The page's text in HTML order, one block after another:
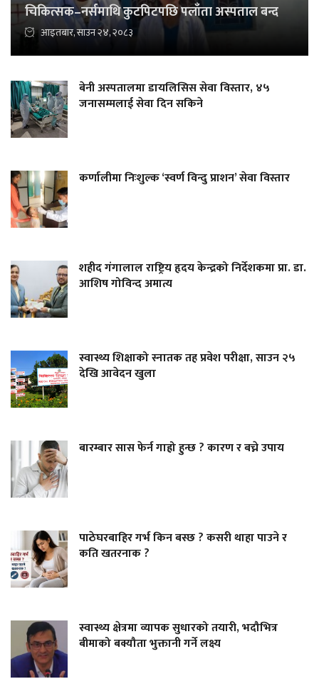
चिकित्सक–नर्समाथि कुटपिटपछि पलाँता अस्पताल बन्द
आइतबार, साउन २४, २०८३
बेनी अस्पतालमा डायलिसिस सेवा विस्तार, ४५
जनासम्मलाई सेवा दिन सकिने
कर्णालीमा निःशुल्क ‘स्वर्ण विन्दु प्राशन’ सेवा विस्तार
शहीद गंगालाल राष्ट्रिय हृदय केन्द्रको निर्देशकमा प्रा. डा.
आशिष गोविन्द अमात्य
स्वास्थ्य शिक्षाको स्नातक तह प्रवेश परीक्षा, साउन २५
देखि आवेदन खुला
बारम्बार सास फेर्न गाह्रो हुन्छ ? कारण र बच्ने उपाय
पाठेघरबाहिर गर्भ किन बस्छ ? कसरी थाहा पाउने र
कति खतरनाक ?
स्वास्थ्य क्षेत्रमा व्यापक सुधारको तयारी, भदौभित्र
बीमाको बक्यौता भुक्तानी गर्ने लक्ष्य